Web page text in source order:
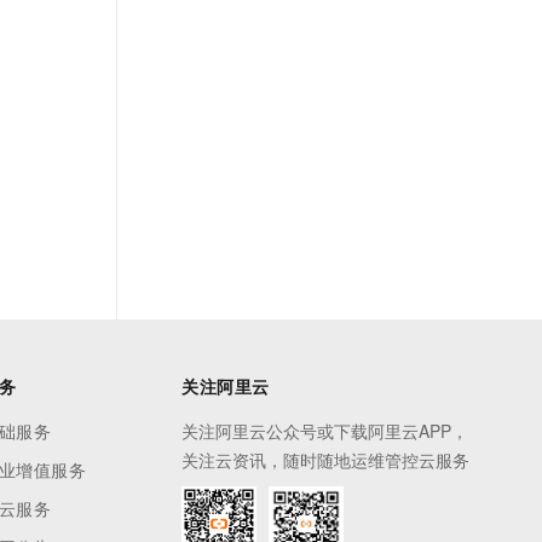
服务
增值服务
服务
关注阿里云
关注阿里云公众号或下载阿里云APP，
关注云资讯，随时随地运维管控云服务